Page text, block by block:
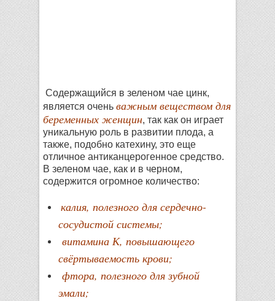
Содержащийся в зеленом чае цинк,
является оченьважным веществом для
беременных женщин, так как он играет
уникальную роль в развитии плода, а
также, подобно катехину, это еще
отличное антиканцерогенное средство.
В зеленом чае, как и в черном,
содержится огромное количество:
калия, полезного для сердечно-
сосудистой системы;
витамина К, повышающего
свёртываемость крови;
фтора, полезного для зубной
эмали;